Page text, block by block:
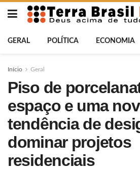
GERAL POLÍTICA ECONOMIA
Início Geral
Piso de
espaço e uma
tendência de
dominar projetos
residenciais